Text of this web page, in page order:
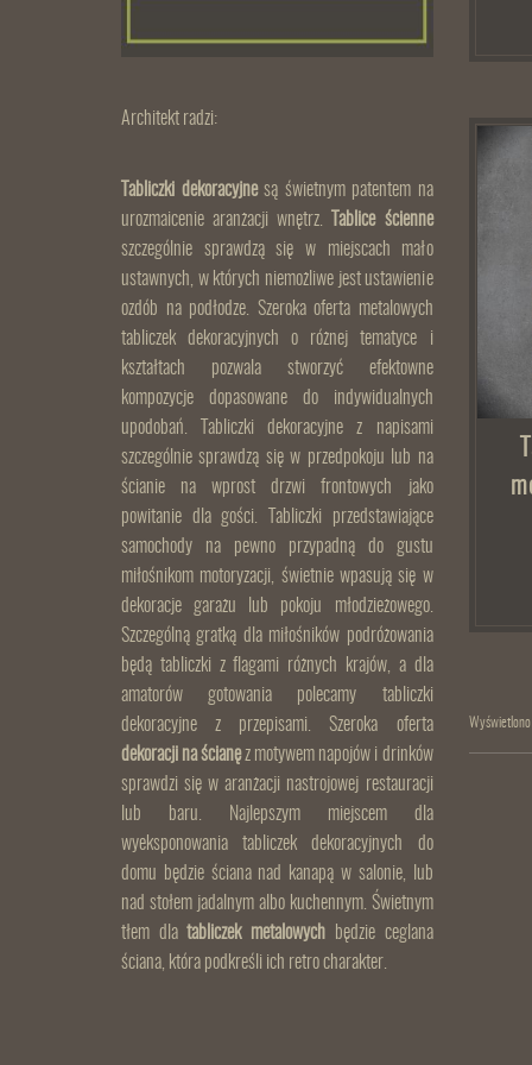
Architekt radzi:
Tabliczki dekoracyjnesą świetnym patentem na
urozmaicenie aranżacji wnętrz.
Tablice ścienne
szczególnie sprawdzą się w miejscach mało
ustawnych, w których niemożliwe jest ustawienie
ozdób na podłodze. Szeroka oferta metalowych
tabliczek dekoracyjnych o różnej tematyce i
kształtach pozwala stworzyć efektowne
kompozycje dopasowane do indywidualnych
upodobań. Tabliczki dekoracyjne z napisami
szczególnie sprawdzą się w przedpokoju lub na
ścianie na wprost drzwi frontowych jako
powitanie dla gości. Tabliczki przedstawiające
samochody na pewno przypadną do gustu
miłośnikom motoryzacji, świetnie wpasują się w
dekoracje garażu lub pokoju młodzieżowego.
Szczególną gratką dla miłośników podróżowania
będą tabliczki z flagami różnych krajów, a dla
amatorów gotowania polecamy tabliczki
dekoracyjne z przepisami. Szeroka oferta
dekoracji na ścianęz motywem napojów i drinków
sprawdzi się w aranżacji nastrojowej restauracji
lub baru. Najlepszym miejscem dla
wyeksponowania tabliczek dekoracyjnych do
domu będzie ściana nad kanapą w salonie, lub
nad stołem jadalnym albo kuchennym. Świetnym
tłem dlatabliczek metalowych będzie ceglana
ściana, która podkreśli ich retro charakter.